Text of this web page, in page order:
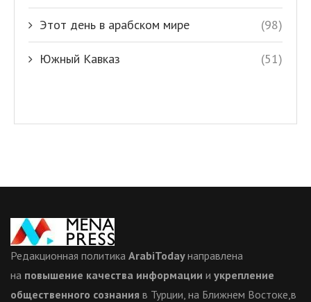
Этот день в арабском мире (98)
Южный Кавказ (51)
Редакционная политика ArabiTodayнаправлена
на повышение качества информации и укрепление
общественного сознания в Турции, на Ближнем Востоке,в